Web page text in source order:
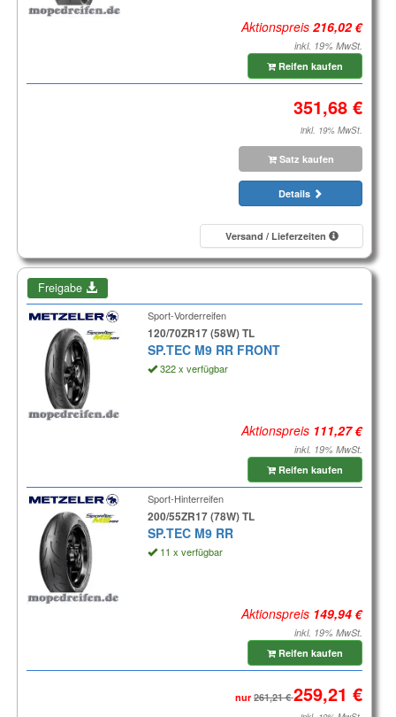
Aktionspreis
inkl. 19% MwSt.
Reifen kaufen
inkl. 19% MwSt.
Satz kaufen
Details
Versand / Lieferzeiten
Freigabe
Sport-Vorderreifen
120/70ZR17 (58W) TL
SP.TEC M9 RR FRONT
322 x verfügbar
Aktionspreis
inkl. 19% MwSt.
Reifen kaufen
Sport-Hinterreifen
200/55ZR17 (78W) TL
SP.TEC M9 RR
11 x verfügbar
Aktionspreis
inkl. 19% MwSt.
Reifen kaufen
nur